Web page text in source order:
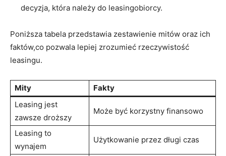
‍decyzja, która należy do leasingobiorcy.
Poniższa⁢ tabela przedstawia zestawienie mitów oraz ich
faktów,co pozwala lepiej zrozumieć rzeczywistość
leasingu.
Mity
Fakty
Leasing jest
zawsze droższy
Może być korzystny finansowo
Leasing to
wynajem
Użytkowanie przez długi czas